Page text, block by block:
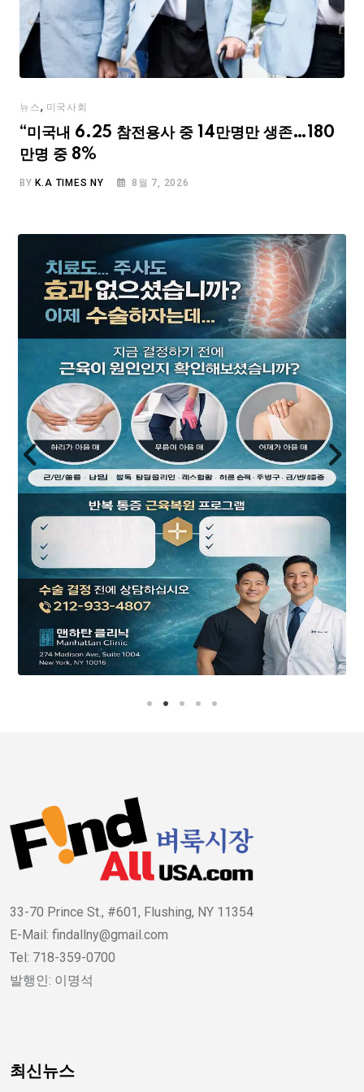
뉴스, 미국사회
“미국내 6.25 참전용사 중 14만명만 생존…180
만명 중 8%
BY K.A TIMES NY 8월 7, 2026
33-70 Prince St., #601, Flushing, NY 11354
E-Mail: findallny@gmail.com
Tel: 718-359-0700
발행인: 이명석
최신뉴스